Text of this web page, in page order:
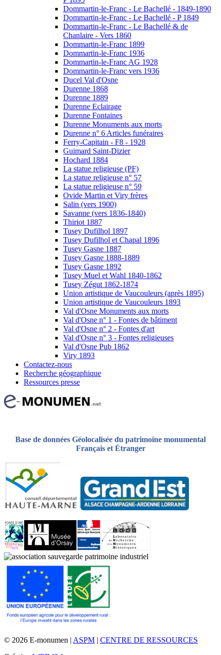
Dommartin-le-Franc - Le Bachellé - 1849-1890
Dommartin-le-Franc - Le Bachellé - P 1849
Dommartin-le-Franc - Le Bachellé & de
Chanlaire - Vers 1860
Dommartin-le-Franc 1899
Dommartin-le-Franc 1936
Dommartin-le-Franc AG 1928
Dommartin-le-Franc vers 1936
Ducel Val d'Osne
Durenne 1868
Durenne 1889
Durenne Eclairage
Durenne Fontaines
Durenne Monuments aux morts
Durenne n° 6 Articles funéraires
Ferry-Capitain - F8 - 1928
Guimard Saint-Dizier
Hochard 1884
La statue religieuse (PF)
La statue religieuse n° 57
La statue religieuse n° 59
Ovide Martin et Viry frères
Salin (vers 1900)
Savanne (vers 1836-1840)
Thiriot 1887
Tusey Dufilhol 1897
Tusey Dufilhol et Chapal 1896
Tusey Gasne 1887
Tusey Gasne 1888-1889
Tusey Gasne 1892
Tusey Muel et Wahl 1840-1862
Tusey Zégut 1862-1874
Union artistique de Vaucouleurs (après 1895)
Union artistique de Vaucouleurs 1893
Val d'Osne Monuments aux morts
Val d'Osne n° 1 - Fontes de bâtiment
Val d'Osne n° 2 - Fontes d'art
Val d'Osne n° 3 - Fontes religieuses
Val d'Osne Pub 1862
Viry 1893
Contactez-nous
Recherche géographique
Ressources presse
Base de données Géolocalisée du patrimoine monumental
Français et Étranger
© 2026 E-monumen | ASPM | CENTRE DE RESSOURCES